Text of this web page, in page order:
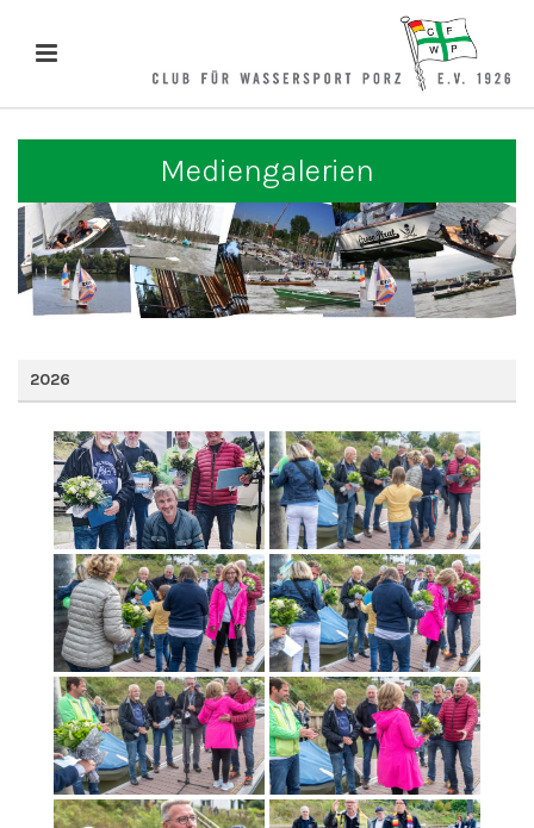
Mediengalerien
2026